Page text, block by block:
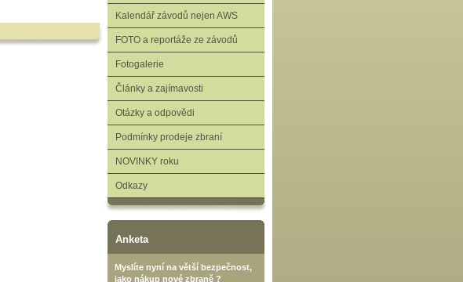
Kalendář závodů nejen AWS
FOTO a reportáže ze závodů
Fotogalerie
Články a zajímavosti
Otázky a odpovědi
Podmínky prodeje zbraní
NOVINKY roku
Odkazy
Anketa
Myslíte nyní na větší bezpečnost,
jako nákup nové zbraně ?